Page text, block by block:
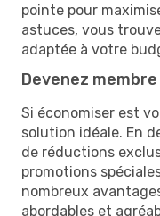
pointe pour
astuces, vous
adaptée à votre
Devenez membre
Si économiser est
solution idéale. En
de réductions
promotions
nombreux
abordables et